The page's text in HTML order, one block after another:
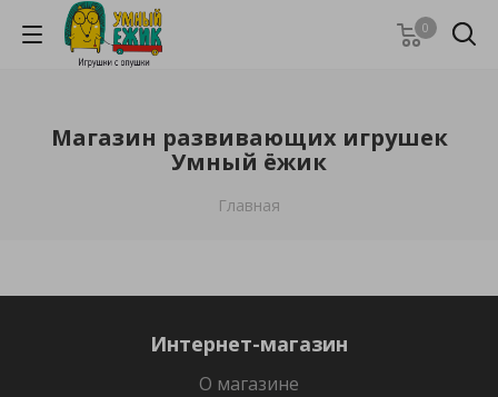
0
Магазин развивающих игрушек
Умный ёжик
Главная
Интернет-магазин
О магазине